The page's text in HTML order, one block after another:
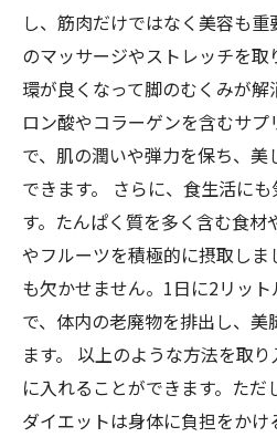
し、筋肉だけではなく美容も
のマッサージやストレッチを
環が良くなって脚のむくみが解
ロン酸やコラーゲンを含むサ
で、肌の潤いや弾力を保ち、
できます。 さらに、食生活に
す。たんぱく質を多く含む食材
やフルーツを積極的に摂取し
も欠かせません。1日に2リッ
で、体内の老廃物を排出し、美
ます。 以上のような方法を取
に入れることができます。た
ダイエットは身体に負担をか